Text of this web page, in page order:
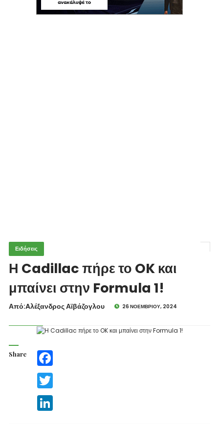
Ειδήσεις
Η Cadillac πήρε το OK και
μπαίνει στην Formula 1!
Από:Aλέξανδρος Αϊβάζογλου 26 ΝΟΕΜΒΡΊΟΥ, 2024
Share Facebook
Twitter
LinkedIn